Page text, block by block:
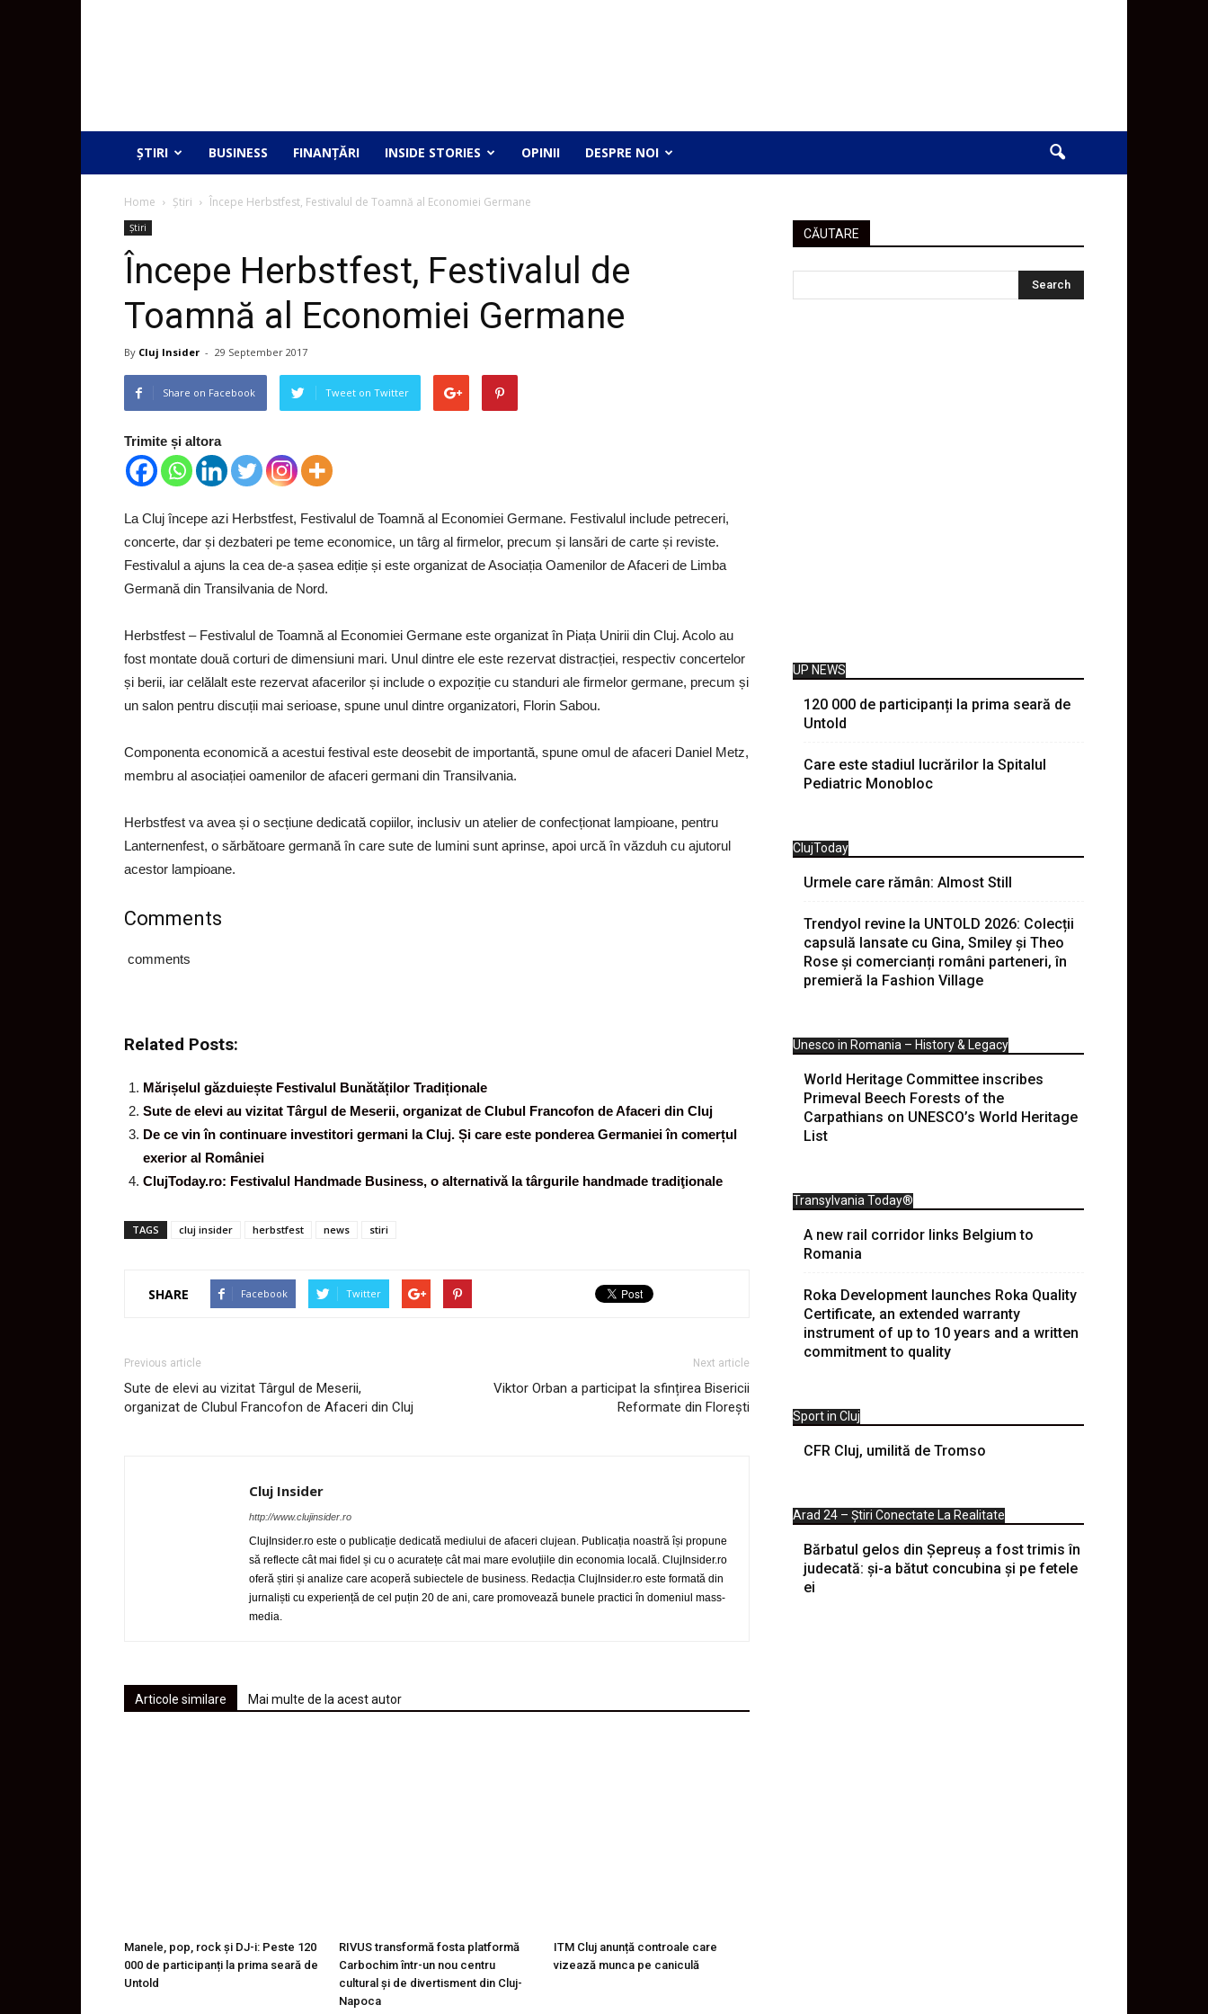
ȘTIRI BUSINESS FINANȚĂRI INSIDE STORIES OPINII DESPRE NOI
Home Știri Începe Herbstfest, Festivalul de Toamnă al Economiei Germane
Știri
Începe Herbstfest, Festivalul de
Toamnă al Economiei Germane
By Cluj Insider - 29 September 2017
Share on Facebook Tweet on Twitter
Trimite și altora
La Cluj începe azi Herbstfest, Festivalul de Toamnă al Economiei Germane. Festivalul include petreceri,
concerte, dar și dezbateri pe teme economice, un târg al firmelor, precum și lansări de carte și reviste.
Festivalul a ajuns la cea de-a șasea ediție și este organizat de Asociația Oamenilor de Afaceri de Limba
Germană din Transilvania de Nord.
Herbstfest – Festivalul de Toamnă al Economiei Germane este organizat în Piața Unirii din Cluj. Acolo au
fost montate două corturi de dimensiuni mari. Unul dintre ele este rezervat distracției, respectiv concertelor
și berii, iar celălalt este rezervat afacerilor și include o expoziție cu standuri ale firmelor germane, precum și
un salon pentru discuții mai serioase, spune unul dintre organizatori, Florin Sabou.
Componenta economică a acestui festival este deosebit de importantă, spune omul de afaceri Daniel Metz,
membru al asociației oamenilor de afaceri germani din Transilvania.
Herbstfest va avea și o secțiune dedicată copiilor, inclusiv un atelier de confecționat lampioane, pentru
Lanternenfest, o sărbătoare germană în care sute de lumini sunt aprinse, apoi urcă în văzduh cu ajutorul
acestor lampioane.
Comments
comments
Related Posts:
Mărișelul găzduiește Festivalul Bunătăților Tradiționale
Sute de elevi au vizitat Târgul de Meserii, organizat de Clubul Francofon de Afaceri din Cluj
De ce vin în continuare investitori germani la Cluj. Și care este ponderea Germaniei în comerțul
exerior al României
ClujToday.ro: Festivalul Handmade Business, o alternativă la târgurile handmade tradiţionale
TAGS cluj insider herbstfest news stiri
SHARE Facebook Twitter
Previous article
Sute de elevi au vizitat Târgul de Meserii,
organizat de Clubul Francofon de Afaceri din Cluj
Next article
Viktor Orban a participat la sfințirea Bisericii
Reformate din Florești
Cluj Insider
http://www.clujinsider.ro
ClujInsider.ro este o publicație dedicată mediului de afaceri clujean. Publicația noastră își propune
să reflecte cât mai fidel și cu o acuratețe cât mai mare evoluțiile din economia locală. ClujInsider.ro
oferă știri și analize care acoperă subiectele de business. Redacția ClujInsider.ro este formată din
jurnaliști cu experiență de cel puțin 20 de ani, care promovează bunele practici în domeniul mass-
media.
Articole similare Mai multe de la acest autor
Manele, pop, rock și DJ-i: Peste 120
000 de participanți la prima seară de
Untold
RIVUS transformă fosta platformă
Carbochim într-un nou centru
cultural și de divertisment din Cluj-
Napoca
ITM Cluj anunță controale care
vizează munca pe caniculă
CĂUTARE
UP NEWS
120 000 de participanți la prima seară de
Untold
Care este stadiul lucrărilor la Spitalul
Pediatric Monobloc
ClujToday
Urmele care rămân: Almost Still
Trendyol revine la UNTOLD 2026: Colecții
capsulă lansate cu Gina, Smiley și Theo
Rose și comercianți români parteneri, în
premieră la Fashion Village
Unesco in Romania – History & Legacy
World Heritage Committee inscribes
Primeval Beech Forests of the
Carpathians on UNESCO’s World Heritage
List
Transylvania Today®
A new rail corridor links Belgium to
Romania
Roka Development launches Roka Quality
Certificate, an extended warranty
instrument of up to 10 years and a written
commitment to quality
Sport in Cluj
CFR Cluj, umilită de Tromso
Arad 24 – Știri Conectate La Realitate
Bărbatul gelos din Șepreuș a fost trimis în
judecată: și-a bătut concubina și pe fetele
ei